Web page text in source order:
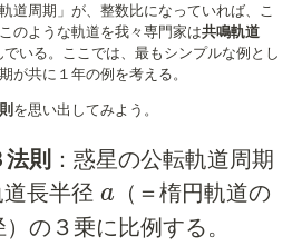
道周期」が、整数比になっていれば、こ
のような軌道を我々専門家は共鳴軌道
でいる。ここでは、最もシンプルな例とし
が共に１年の例を考える。
を思い出してみよう。
則 ：惑星の公転軌道周期
道長半径a
a
（＝楕円軌道の
の３乗に比例する。